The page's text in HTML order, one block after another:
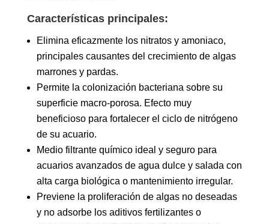
Características principales:
Elimina eficazmente los nitratos y amoniaco,
principales causantes del crecimiento de algas
marrones y pardas.
Permite la colonización bacteriana sobre su
superficie macro-porosa. Efecto muy
beneficioso para fortalecer el ciclo de nitrógeno
de su acuario.
Medio filtrante químico ideal y seguro para
acuarios avanzados de agua dulce y salada con
alta carga biológica o mantenimiento irregular.
Previene la proliferación de algas no deseadas
y no adsorbe los aditivos fertilizantes o